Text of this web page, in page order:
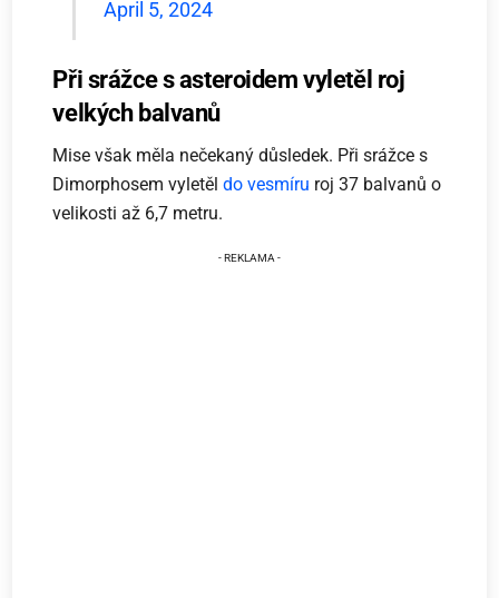
April 5, 2024
Při srážce s asteroidem vyletěl roj
velkých balvanů
Mise však měla nečekaný důsledek. Při srážce s
Dimorphosem vyletěldo vesmíru roj 37 balvanů o
velikosti až 6,7 metru.